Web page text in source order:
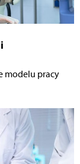
modelu pracy